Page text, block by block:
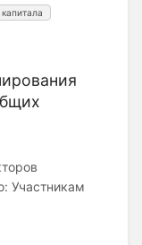
Участникам